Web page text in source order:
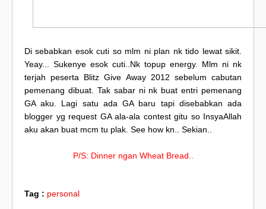
Di sebabkan esok cuti so mlm ni plan nk tido lewat sikit.
Yeay... Sukenye esok cuti..Nk topup energy. Mlm ni nk
terjah peserta Blitz Give Away 2012 sebelum cabutan
pemenang dibuat. Tak sabar ni nk buat entri pemenang
GA aku. Lagi satu ada GA baru tapi disebabkan ada
blogger yg request GA ala-ala contest gitu so InsyaAllah
aku akan buat mcm tu plak. See how kn.. Sekian..
P/S: Dinner ngan Wheat Bread..
Tag : personal